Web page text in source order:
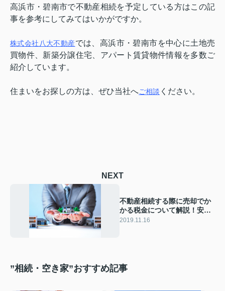
高浜市・碧南市で不動産相続を予定している方はこの記
事を参考にしてみてはいかがですか。
株式会社八大不動産では、高浜市・碧南市を中心に土地売
買物件、新築分譲住宅、アパート賃貸物件情報を多数ご
紹介しています。
住まいをお探しの方は、ぜひ当社へご相談 ください。
NEXT
不動産相続する際に売却でか
かる税金について解説！安く
なる特例も
2019.11.16
”相続・空き家”おすすめ記事